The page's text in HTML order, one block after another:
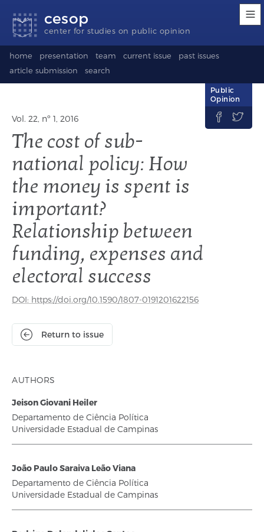
links
content
footer
selection
(Seletor
idioma)
cesop
center for studies on public opinion
home presentation team current issue
past issues
article submission
search
Vol. 22, nº 1, 2016
The cost of sub-
national policy: How
the money is spent is
important?
Relationship between
funding, expenses and
electoral success
DOI: https://doi.org/10.1590/1807-0191201622156
Return to issue
Public
Opinion
 
AUTHORS
Jeison Giovani Heiler
Departamento de Ciência Política
Universidade Estadual de Campinas
João Paulo Saraiva Leão Viana
Departamento de Ciência Política
Universidade Estadual de Campinas